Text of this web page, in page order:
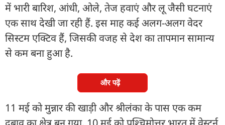
में भारी बारिश, आंधी, ओले, तेज हवाएं और लू जैसी घटनाएं
एक साथ देखी जा रही हैं. इस माह कई अलग-अलग वेदर
सिस्टम एक्टिव हैं, जिसकी वजह से देश का तापमान सामान्य
से कम बना हुआ है.
और पढ़ें
11 मई को मुन्नार की खाड़ी और श्रीलंका के पास एक कम